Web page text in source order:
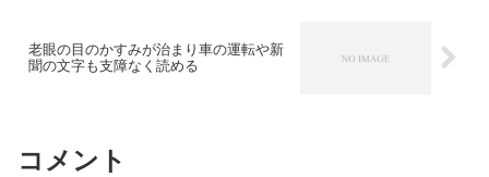
老眼の目のかすみが治まり車の運転や新
聞の文字も支障なく読める
コメント